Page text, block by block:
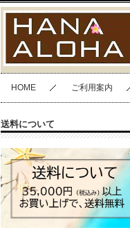
HOME ご利用案内
送料について